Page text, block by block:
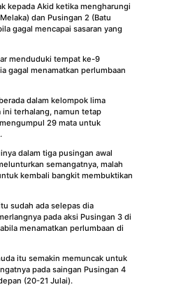
kepada Akid ketika mengharungi
dan Pusingan 2 (Batu
gagal mencapai sasaran yang
menduduki tempat ke-9
gagal menamatkan perlumbaan
dalam kelompok lima
terhalang, namun tetap
29 mata untuk
dalam tiga pusingan awal
semangatnya, malah
kembali bangkit membuktikan
sudah ada selepas dia
pada aksi Pusingan 3 di
menamatkan perlumbaan di
itu semakin memuncak untuk
pada saingan Pusingan 4
(20-21 Julai).